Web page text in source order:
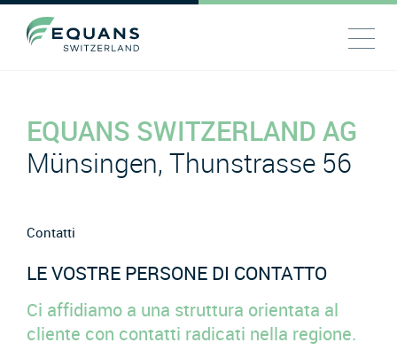
EQUANS SWITZERLAND AG
Münsingen, Thunstrasse 56
Contatti
LE VOSTRE PERSONE DI CONTATTO
Ci affidiamo a una struttura orientata al
cliente con contatti radicati nella regione.